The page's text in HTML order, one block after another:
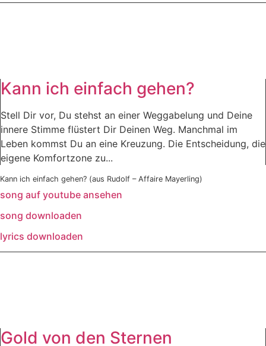
Kann ich einfach gehen?
Stell Dir vor, Du stehst an einer Weggabelung und Deine
innere Stimme flüstert Dir Deinen Weg. Manchmal im
Leben kommst Du an eine Kreuzung. Die Entscheidung, die
eigene Komfortzone zu...
Kann ich einfach gehen? (aus Rudolf – Affaire Mayerling)
song auf youtube ansehen
song downloaden
lyrics downloaden
Gold von den Sternen